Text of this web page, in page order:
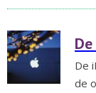
De
de